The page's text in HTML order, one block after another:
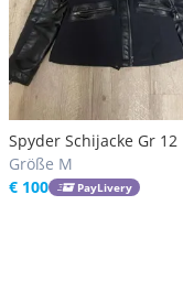
Spyder Schijacke Gr 12
Größe M
€ 100
PayLivery